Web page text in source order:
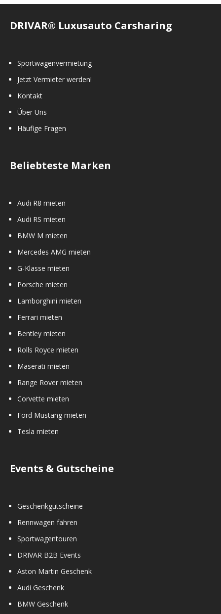
DRIVAR® Luxusauto Carsharing
Sportwagenvermietung
Jetzt Vermieter werden!
Kontakt
Über Uns
Häufige Fragen
Beliebteste Marken
Audi R8 mieten
Audi RS mieten
BMW M mieten
Mercedes AMG mieten
G-Klasse mieten
Porsche mieten
Lamborghini mieten
Ferrari mieten
Bentley mieten
Rolls Royce mieten
Maserati mieten
Range Rover mieten
Corvette mieten
Ford Mustang mieten
Tesla mieten
Events & Gutscheine
Geschenkgutscheine
Rennwagen fahren
Sportwagentouren
DRIVAR B2B Events
Aston Martin Geschenk
Audi Geschenk
BMW Geschenk